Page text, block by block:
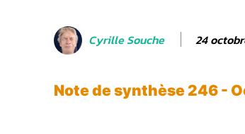
Cyrille Souche 24
Note de synthèse 246 -